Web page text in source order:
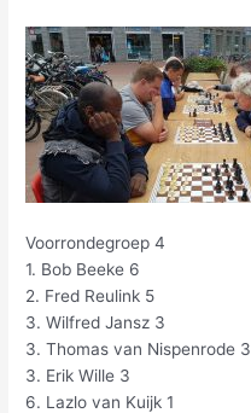
Voorrondegroep 4
1. Bob Beeke 6
2. Fred Reulink 5
3. Wilfred Jansz 3
3. Thomas van Nispenrode 3
3. Erik Wille 3
6. Lazlo van Kuijk 1